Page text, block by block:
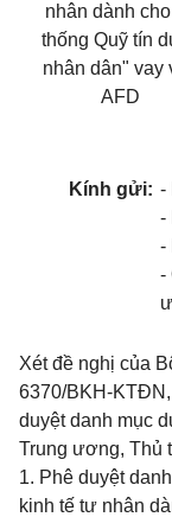
nhân dành
thống Quỹ tín
nhân dân" vay
AFD
Kính gửi: -
-
-
-
Xét đề nghị của
6370/BKH-
duyệt danh mục
Trung ương, Thủ
1. Phê duyệt
kinh tế tư nhân